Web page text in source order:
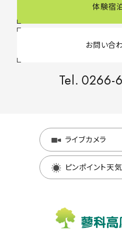
体験宿
お問い合
Tel. 0266-
ライブカメラ
ピンポイント天